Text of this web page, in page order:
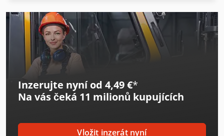
Hyster H3.0Xt
Hyster H3.5Ft
Hyster H3.5Ut
Hyster H5.0Ft
Hyster H5.5Ft
Hyster H7.0Ft
Inzerujte nyní od 4,49 €*
Na vás čeká 11 milionů kupujících
Vložit inzerát nyní